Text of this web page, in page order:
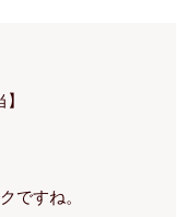
ですね。